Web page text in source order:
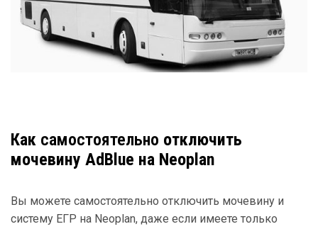
Как самостоятельно отключить
мочевину AdBlue на Neoplan
Вы можете самостоятельно отключить мочевину и
систему ЕГР на Neoplan, даже если имеете только